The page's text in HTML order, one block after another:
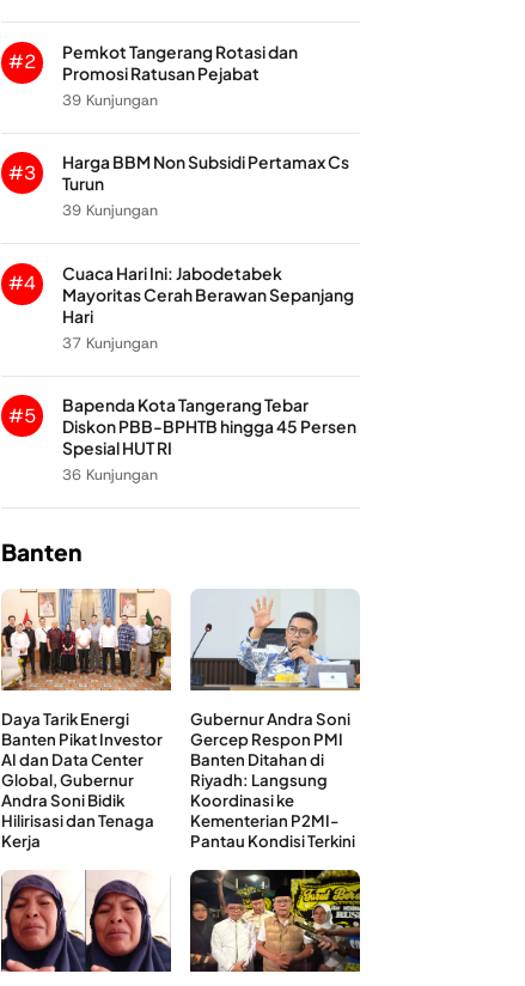
#2
Pemkot Tangerang Rotasi dan
Promosi Ratusan Pejabat
39 Kunjungan
#3
Harga BBM Non Subsidi Pertamax Cs
Turun
39 Kunjungan
#4
Cuaca Hari Ini: Jabodetabek
Mayoritas Cerah Berawan Sepanjang
Hari
37 Kunjungan
#5
Bapenda Kota Tangerang Tebar
Diskon PBB-BPHTB hingga 45 Persen
Spesial HUT RI
36 Kunjungan
Banten
Daya Tarik Energi
Banten Pikat Investor
AI dan Data Center
Global, Gubernur
Andra Soni Bidik
Hilirisasi dan Tenaga
Kerja
Gubernur Andra Soni
Gercep Respon PMI
Banten Ditahan di
Riyadh: Langsung
Koordinasi ke
Kementerian P2MI-
Pantau Kondisi Terkini